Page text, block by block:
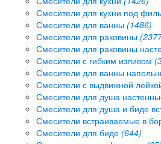
Смесители для кухни под
Смесители для ванны (1486)
Смесители для раковины
Смесители для раковины
Смесители с гибким изливом
Смесители для ванны
Смесители с выдвижной
Смесители для душа
Смесители для душа и биде
Смесители встраиваемые в
Смесители для биде (644)